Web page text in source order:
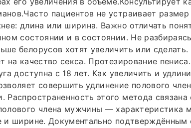
пациентов не устраивает
длина или ширина. Важно отличать
состоянии и в состоянии. Не
белорусов хотят увеличить или сделать.
на качество секса. Протезирование
доступна с 18 лет. Как увеличить и
совершить удлинение полового
Распространенность этого метода связана
члена мужчины — характеристика
и ширине. Документально